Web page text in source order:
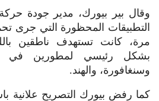
وقال بير بيورك، مدير جودة
مرة، كانت تستهدف ناطقين
بشكل رئيسي لمطورين في
وسنغافورة، والهند.
كما رفض بيورك التصريح علانية